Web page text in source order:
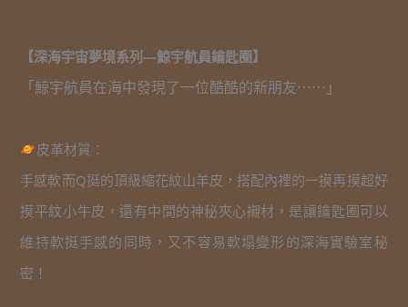
【深海宇宙夢境系列—鯨宇航員鑰匙圈】
「鯨宇航員在海中發現了一位酷酷的新朋友⋯⋯」
皮革材質：
手感軟而Q挺的頂級縮花紋山羊皮，搭配內裡的一摸再摸超好
摸平紋小牛皮，還有中間的神秘夾心襯材，是讓鑰匙圈可以
維持軟挺手感的同時，又不容易軟塌變形的深海實驗室秘
密！